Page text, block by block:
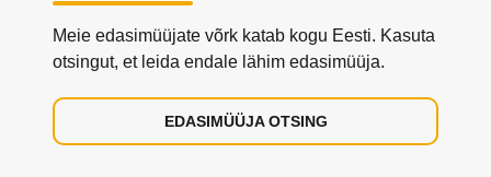
Meie edasimüüjate võrk katab kogu Eesti. Kasuta
otsingut, et leida endale lähim edasimüüja.
EDASIMÜÜJA OTSING